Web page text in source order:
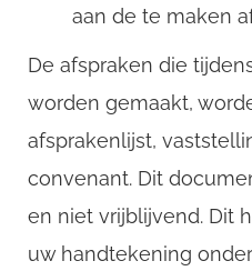
aan de te maken
De afspraken die
worden gemaakt,
afsprakenlijst,
convenant. Dit
en niet vrijblijvend. Dit
uw handtekening